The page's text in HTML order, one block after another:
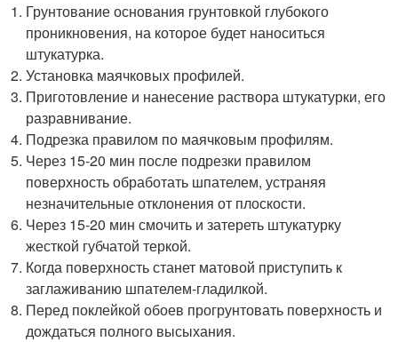
Грунтование основания грунтовкой глубокого
проникновения, на которое будет наноситься
штукатурка.
Установка маячковых профилей.
Приготовление и нанесение раствора штукатурки, его
разравнивание.
Подрезка правилом по маячковым профилям.
Через 15-20 мин после подрезки правилом
поверхность обработать шпателем, устраняя
незначительные отклонения от плоскости.
Через 15-20 мин смочить и затереть штукатурку
жесткой губчатой теркой.
Когда поверхность станет матовой приступить к
заглаживанию шпателем-гладилкой.
Перед поклейкой обоев прогрунтовать поверхность и
дождаться полного высыхания.